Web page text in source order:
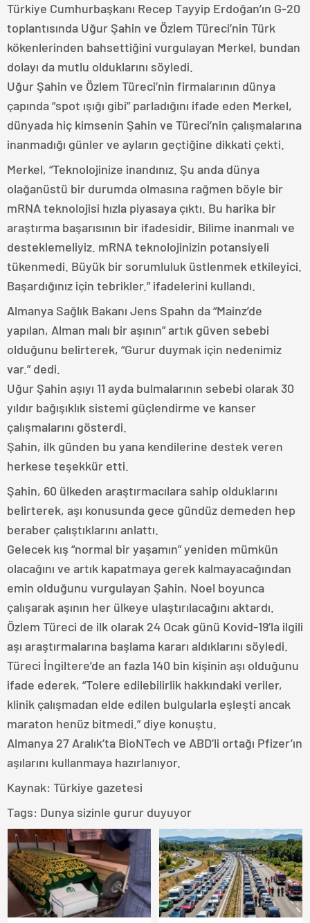
Türkiye Cumhurbaşkanı Recep Tayyip Erdoğan’ın G-20
toplantısında Uğur Şahin ve Özlem Türeci’nin Türk
kökenlerinden bahsettiğini vurgulayan Merkel, bundan
dolayı da mutlu olduklarını söyledi.
Uğur Şahin ve Özlem Türeci’nin firmalarının dünya
çapında “spot ışığı gibi” parladığını ifade eden Merkel,
dünyada hiç kimsenin Şahin ve Türeci’nin çalışmalarına
inanmadığı günler ve ayların geçtiğine dikkati çekti.
Merkel, “Teknolojinize inandınız. Şu anda dünya
olağanüstü bir durumda olmasına rağmen böyle bir
mRNA teknolojisi hızla piyasaya çıktı. Bu harika bir
araştırma başarısının bir ifadesidir. Bilime inanmalı ve
desteklemeliyiz. mRNA teknolojinizin potansiyeli
tükenmedi. Büyük bir sorumluluk üstlenmek etkileyici.
Başardığınız için tebrikler.” ifadelerini kullandı.
Almanya Sağlık Bakanı Jens Spahn da “Mainz’de
yapılan, Alman malı bir aşının” artık güven sebebi
olduğunu belirterek, “Gurur duymak için nedenimiz
var.” dedi.
Uğur Şahin aşıyı 11 ayda bulmalarının sebebi olarak 30
yıldır bağışıklık sistemi güçlendirme ve kanser
çalışmalarını gösterdi.
Şahin, ilk günden bu yana kendilerine destek veren
herkese teşekkür etti.
Şahin, 60 ülkeden araştırmacılara sahip olduklarını
belirterek, aşı konusunda gece gündüz demeden hep
beraber çalıştıklarını anlattı.
Gelecek kış “normal bir yaşamın” yeniden mümkün
olacağını ve artık kapatmaya gerek kalmayacağından
emin olduğunu vurgulayan Şahin, Noel boyunca
çalışarak aşının her ülkeye ulaştırılacağını aktardı.
Özlem Türeci de ilk olarak 24 Ocak günü Kovid-19’la ilgili
aşı araştırmalarına başlama kararı aldıklarını söyledi.
Türeci İngiltere’de an fazla 140 bin kişinin aşı olduğunu
ifade ederek, “Tolere edilebilirlik hakkındaki veriler,
klinik çalışmadan elde edilen bulgularla eşleşti ancak
maraton henüz bitmedi.” diye konuştu.
Almanya 27 Aralık’ta BioNTech ve ABD’li ortağı Pfizer’ın
aşılarını kullanmaya hazırlanıyor.
Kaynak: Türkiye gazetesi
Tags: Dunya sizinle gurur duyuyor